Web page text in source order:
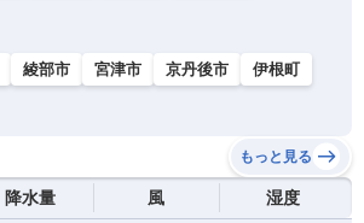
綾部市 宮津市 京丹後市
伊根町
もっと見る
降水量 風 湿度